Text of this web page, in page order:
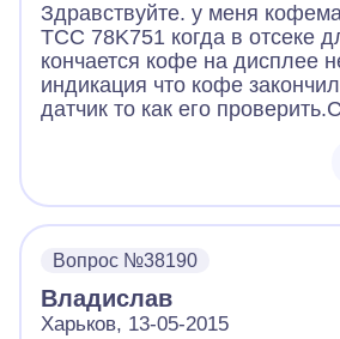
Здравствуйте. у меня
TCC 78K751 когда в отсеке
кончается кофе на дисплее
индикация что кофе
датчик то как его
Вопрос №38190
Владислав
Харьков, 13-05-2015